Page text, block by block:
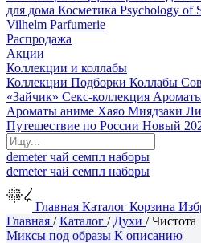
для дома Косметика Psychology of
Vilhelm Parfumerie
Распродажа
Акции
Коллекции и коллабы
Коллекции Подборки Коллабы
«Зайчик» Секс-коллекция
Ароматы аниме Хаяо Миядзаки
Путешествие по России Новый
demeterчай семпл наборы
demeterчай семпл наборы
Главная Каталог Корзина
Главная /Каталог / Духи /Чистота
Миксы под образы К описанию